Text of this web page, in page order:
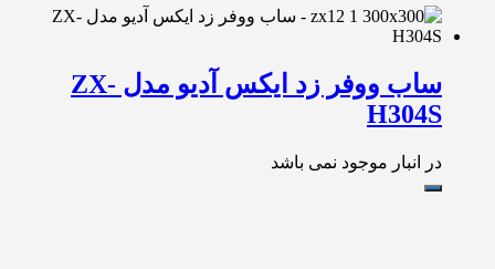
ساب ووفر زد ایکس آدیو مدل ZX-
H304S
در انبار موجود نمی باشد